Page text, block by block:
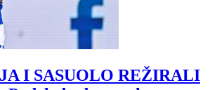
I SASUOLO REŽIRALI